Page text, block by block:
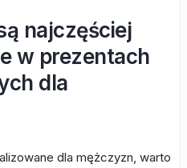
najczęściej
w prezentach
dla
dla mężczyzn, warto